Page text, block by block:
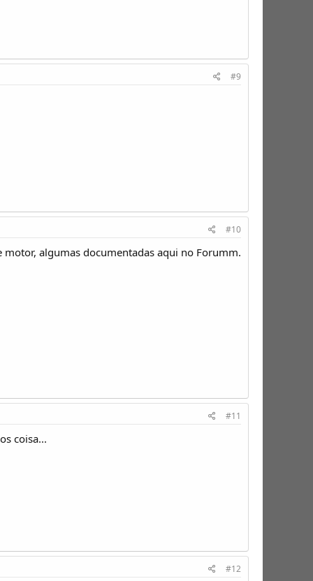
#9
#10
motor, algumas documentadas aqui no Forumm.
#11
coisa...
#12